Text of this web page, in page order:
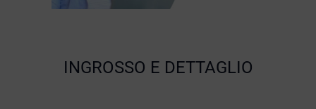
INGROSSO E DETTAGLIO